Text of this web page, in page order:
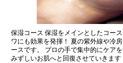
保湿コース 保湿をメインとしたコー
ワにも効果を発揮！ 夏の紫外線や冷
ースです。 プロの手で集中的にケア
みずしいお肌へと回復させていきます